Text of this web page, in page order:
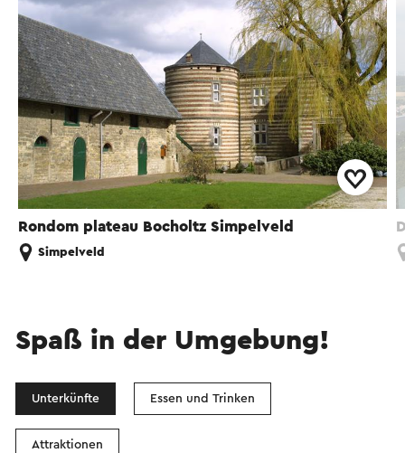
Rondom plateau Bocholtz Simpelveld
Simpelveld
Spaß in der Umgebung!
Unterkünfte Essen und Trinken
Attraktionen